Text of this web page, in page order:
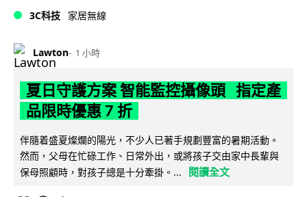
3C科技 家居無線
Lawton 1 小時
夏日守護方案 智能監控攝像頭 指定產
品限時優惠 7 折
伴隨着盛夏燦爛的陽光，不少人已著手規劃豐富的暑期活動。
然而，父母在忙碌工作、日常外出，或將孩子交由家中長輩與
保母照顧時，對孩子總是十分牽掛。...
閱讀全文